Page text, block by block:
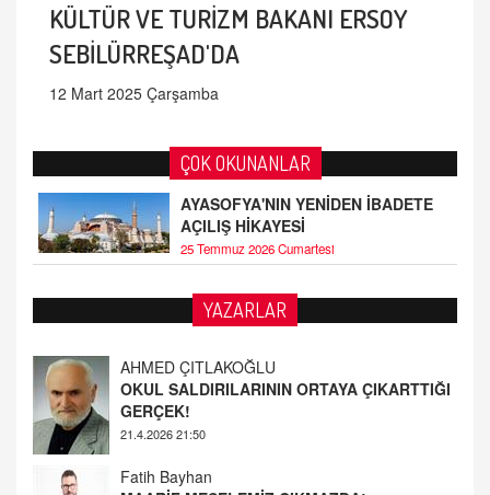
KÜLTÜR VE TURİZM BAKANI ERSOY
SEBİLÜRREŞAD'DA
12 Mart 2025 Çarşamba
ÇOK OKUNANLAR
AYASOFYA'NIN YENİDEN İBADETE
AÇILIŞ HİKAYESİ
25 Temmuz 2026 Cumartesi
YAZARLAR
AHMED ÇITLAKOĞLU
OKUL SALDIRILARININ ORTAYA ÇIKARTTIĞI
21.4.2026 21:50
Fatih Bayhan
MAARİF MESELEMİZ ÇIKMAZDA!